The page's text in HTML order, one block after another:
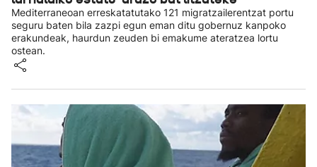
Mediterraneoan erreskatatutako 121 migratzailerentzat portu
seguru baten bila zazpi egun eman ditu gobernuz kanpoko
erakundeak, haurdun zeuden bi emakume ateratzea lortu
ostean.